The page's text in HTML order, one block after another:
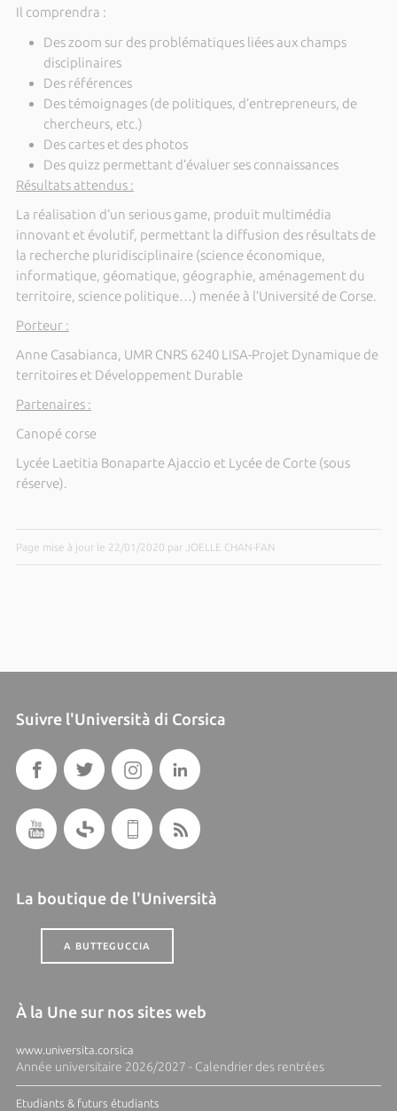
Il comprendra :
Des zoom sur des problématiques liées aux champs
disciplinaires
Des références
Des témoignages (de politiques, d’entrepreneurs, de
chercheurs, etc.)
Des cartes et des photos
Des quizz permettant d’évaluer ses connaissances
Résultats attendus :
La réalisation d’un serious game, produit multimédia
innovant et évolutif, permettant la diffusion des résultats de
la recherche pluridisciplinaire (science économique,
informatique, géomatique, géographie, aménagement du
territoire, science politique…) menée à l’Université de Corse.
Porteur :
Anne Casabianca, UMR CNRS 6240 LISA-Projet Dynamique de
territoires et Développement Durable
Partenaires :
Canopé corse
Lycée Laetitia Bonaparte Ajaccio et Lycée de Corte (sous
réserve).
Page mise à jour le 22/01/2020 par JOELLE CHAN-FAN
Suivre l'Università di Corsica
La boutique de l'Università
A BUTTEGUCCIA
À la Une sur nos sites web
www.universita.corsica
Année universitaire 2026/2027 - Calendrier des rentrées
Etudiants & futurs étudiants